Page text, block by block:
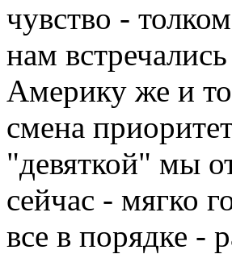
чувство -
нам
Америку же и
смена
"девяткой" мы
сейчас - мягко
все в порядке -